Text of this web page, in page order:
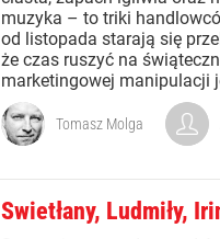
muzyka – to triki
od listopada starają się
że czas ruszyć na
marketingowej manipulacji
Tomasz Molga
Swietłany, Ludmiły,